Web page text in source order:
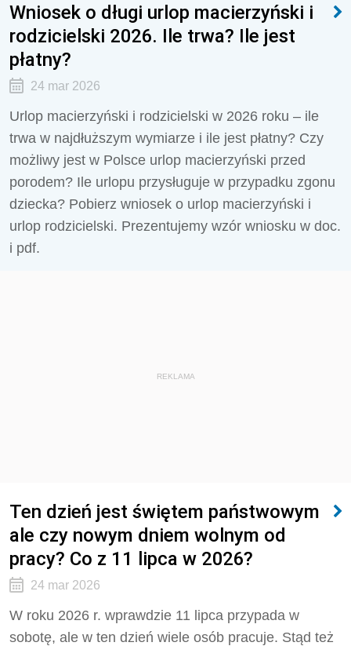
Wniosek o długi urlop macierzyński i
rodzicielski 2026. Ile trwa? Ile jest
płatny?
24 mar 2026
Urlop macierzyński i rodzicielski w 2026 roku – ile
trwa w najdłuższym wymiarze i ile jest płatny? Czy
możliwy jest w Polsce urlop macierzyński przed
porodem? Ile urlopu przysługuje w przypadku zgonu
dziecka? Pobierz wniosek o urlop macierzyński i
urlop rodzicielski. Prezentujemy wzór wniosku w doc.
i pdf.
REKLAMA
Ten dzień jest świętem państwowym
ale czy nowym dniem wolnym od
pracy? Co z 11 lipca w 2026?
24 mar 2026
W roku 2026 r. wprawdzie 11 lipca przypada w
sobotę, ale w ten dzień wiele osób pracuje. Stąd też